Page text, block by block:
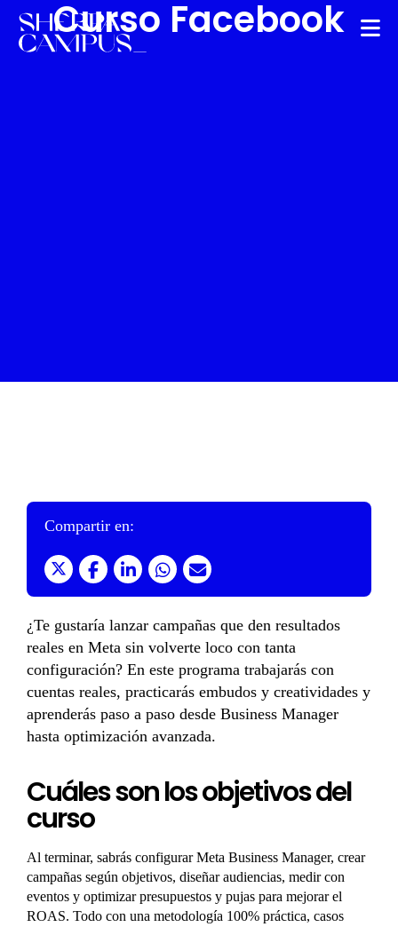
Curso Facebook
Compartir en:
¿Te gustaría lanzar campañas que den resultados
reales en Meta sin volverte loco con tanta
configuración? En este programa trabajarás con
cuentas reales, practicarás embudos y creatividades y
aprenderás paso a paso desde Business Manager
hasta optimización avanzada.
Cuáles son los objetivos del
curso
Al terminar, sabrás configurar Meta Business Manager, crear
campañas según objetivos, diseñar audiencias, medir con
eventos y optimizar presupuestos y pujas para mejorar el
ROAS. Todo con una metodología 100% práctica, casos